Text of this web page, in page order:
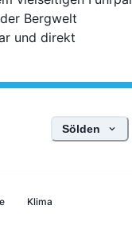
Bergwelt
und direkt
Standort
Sölden
Klima